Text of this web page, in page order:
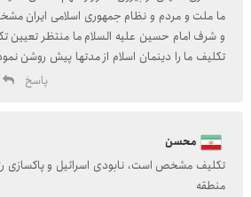
ما ملت و مردم و نظام جمهوری اسلامی ایران
و شرف امام حسین علیه السلام ما منتظر تعیین
تکلیف ما را دینمان اسلام از مدتها پیش روشن
پاسخ
محسن
تکلیف مشخص است، نابودی اسرائیل و پاکسازی
منطقه